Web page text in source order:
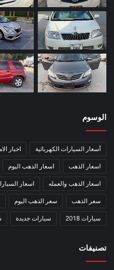
الوسوم
أسعار السيارات الكهربائية اخبار
اسعار الذهب اسعار الذهب اليوم
اسعار الذهب والعمله اسعار
سعر الذهب سعر الذهب اليوم
سيارات 2018 سيارات جديدة
تصنيفات